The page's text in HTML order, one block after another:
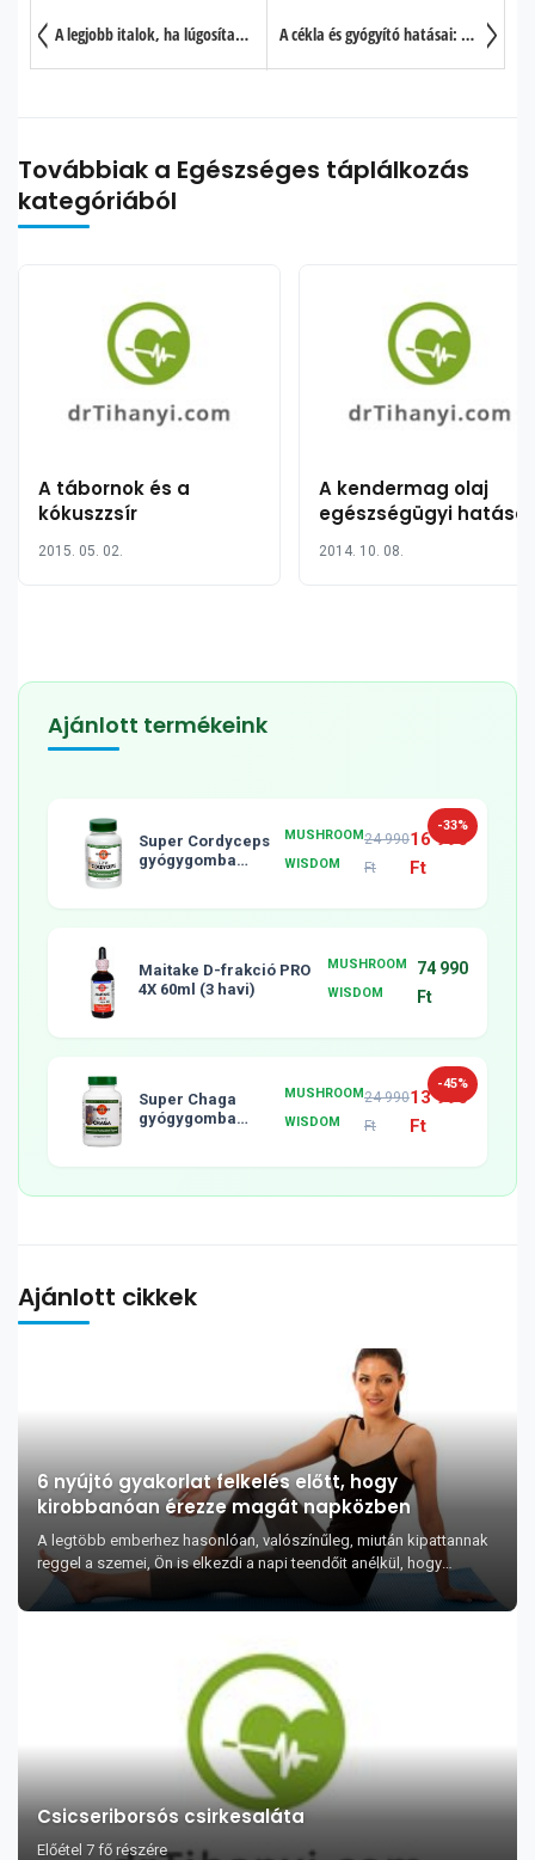
A legjobb italok, ha lúgosítani szeretne A cékla és gyógyító hatásai: egy természetes gyógyszer?
Továbbiak a Egészséges táplálkozás
kategóriából
A tábornok és a
kókuszzsír
2015. 05. 02.
A kendermag olaj
egészségügyi hatásai
2014. 10. 08.
Ajánlott termékeink
-33%
Super Cordyceps
gyógygomba
MUSHROOM
WISDOM
24 990
Ft
16 990
Ft
Maitake D-frakció PRO
4X 60ml (3 havi)
MUSHROOM
WISDOM
74 990
Ft
-45%
Super Chaga
gyógygomba
MUSHROOM
WISDOM
24 990
Ft
13 990
Ft
Ajánlott cikkek
6 nyújtó gyakorlat felkelés előtt, hogy
kirobbanóan érezze magát napközben
A legtöbb emberhez hasonlóan, valószínűleg, miután kipattannak
reggel a szemei, Ön is elkezdi a napi teendőit anélkül, hogy
foglalkozzon magával pár percet...
Csicseriborsós csirkesaláta
Előétel 7 fő részére